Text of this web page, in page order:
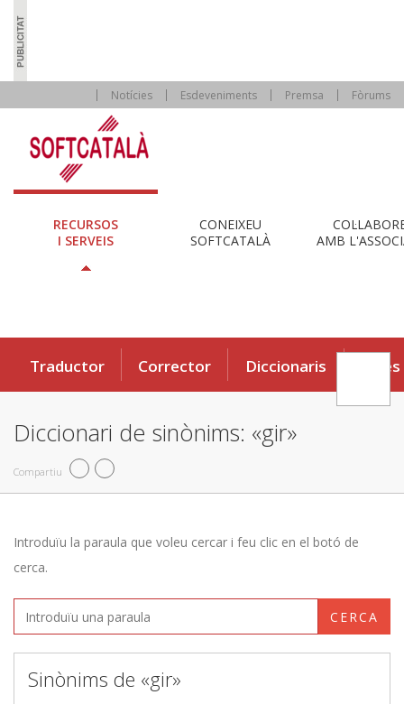
Notícies Esdeveniments Premsa Fòrums
RECURSOS
I SERVEIS
CONEIXEU
SOFTCATALÀ
AMB
Traductor Corrector Diccionaris Eines
Diccionari de sinònims: «gir»
Compartiu
Introduïu la paraula que voleu cercar i feu clic en el botó de
cerca.
CERCA
Sinònims de «gir»